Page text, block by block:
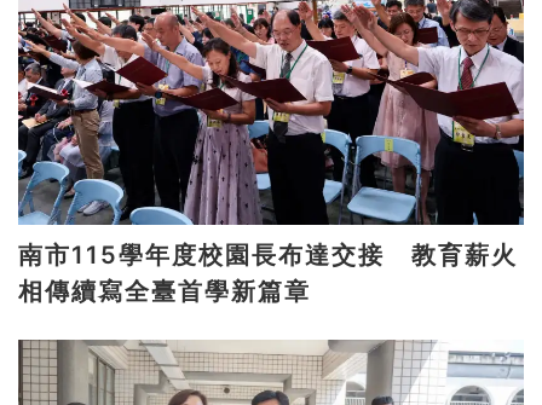
南市115學年度校園長布達交接 教育薪火
相傳續寫全臺首學新篇章